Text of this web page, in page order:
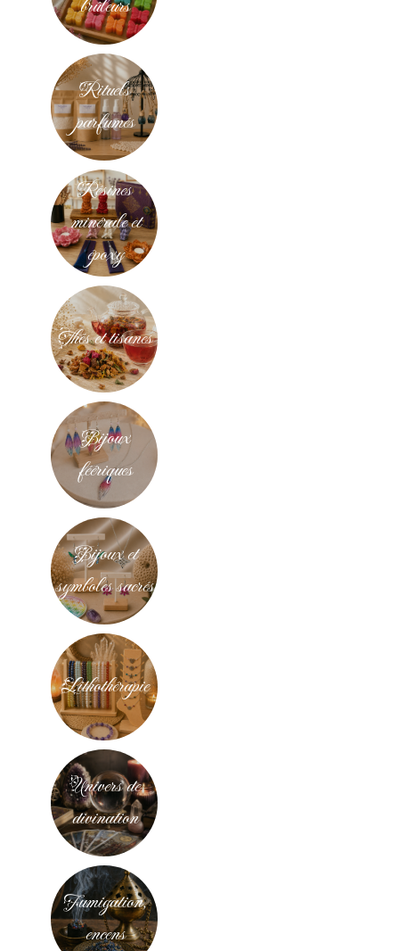
brûleurs
Rituels
parfumés
Résines
minérale et
époxy
Thés et tisanes
Bijoux
féériques
Bijoux et
symboles sacrés
Lithothérapie
Univers de
divination
Fumigation,
encens